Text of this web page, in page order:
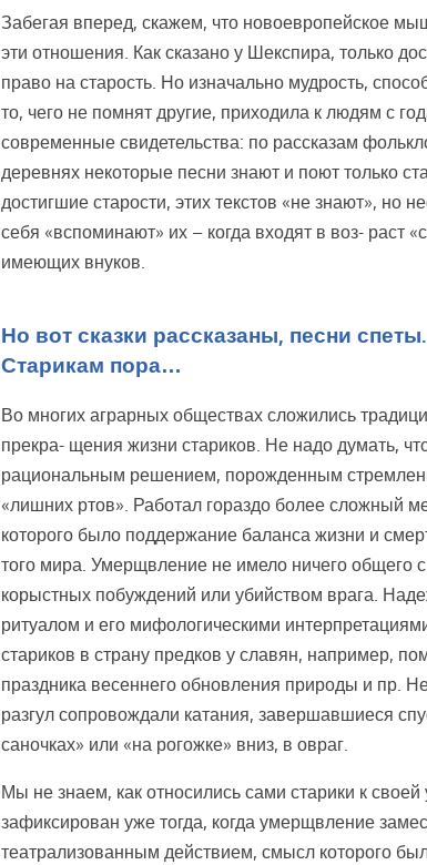
Забегая вперед, скажем, что новоевропейское
эти отношения. Как сказано у Шекспира, только
право на старость. Но изначально мудрость,
то, чего не помнят другие, приходила к людям с
современные свидетельства: по рассказам
деревнях некоторые песни знают и поют только
достигшие старости, этих текстов «не знают», но
себя «вспоминают» их – когда входят в воз- раст
имеющих внуков.
Но вот сказки рассказаны, песни
Старикам пора…
Во многих аграрных обществах сложились
прекра- щения жизни стариков. Не надо думать,
рациональным решением, порожденным
«лишних ртов». Работал гораздо более сложный
которого было поддержание баланса жизни и
того мира. Умерщвление не имело ничего общего
корыстных побуждений или убийством врага.
ритуалом и его мифологическими
стариков в страну предков у славян, например,
праздника весеннего обновления природы и пр.
разгул сопровождали катания, завершавшиеся
саночках» или «на рогожке» вниз, в овраг.
Мы не знаем, как относились сами старики к
зафиксирован уже тогда, когда умерщвление
театрализованным действием, смысл которого